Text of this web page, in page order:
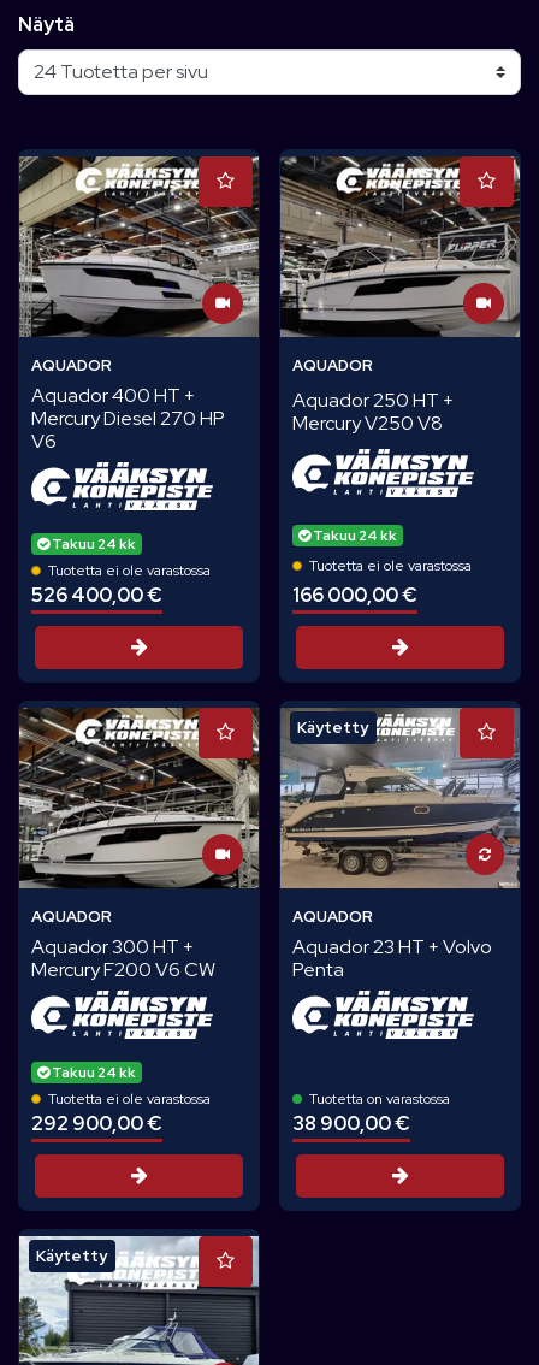
Näytä
AQUADOR
Aquador 400 HT +
Mercury Diesel 270 HP
V6
Takuu 24 kk
Tuotetta ei ole varastossa
526 400,00 €
Tarjouspyyntö
AQUADOR
Aquador 250 HT +
Mercury V250 V8
Takuu 24 kk
Tuotetta ei ole varastossa
166 000,00 €
AQUADOR
Aquador 300 HT +
Mercury F200 V6 CW
Takuu 24 kk
Tuotetta ei ole varastossa
292 900,00 €
Tarjouspyyntö
Käytetty
AQUADOR
Aquador 23 HT + Volvo
Penta
Tuotetta on varastossa
38 900,00 €
Käytetty